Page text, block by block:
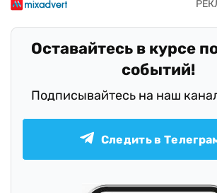
Оставайтесь в курсе
событий!
Подписывайтесь на наш
Следить в